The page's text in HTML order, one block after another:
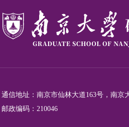
通信地址：南京市仙林大道163号，南京
邮政编码：210046